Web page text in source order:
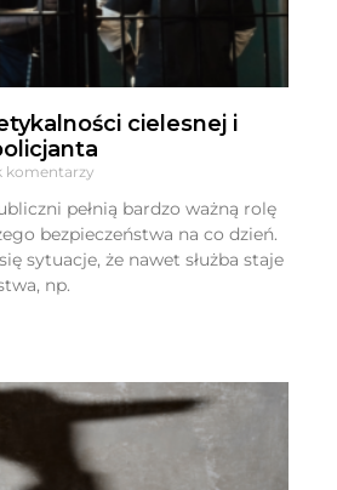
cielesnej i
komentarzy
pełnią bardzo ważną rolę
bezpieczeństwa na co dzień.
sytuacje, że nawet służba staje
np.